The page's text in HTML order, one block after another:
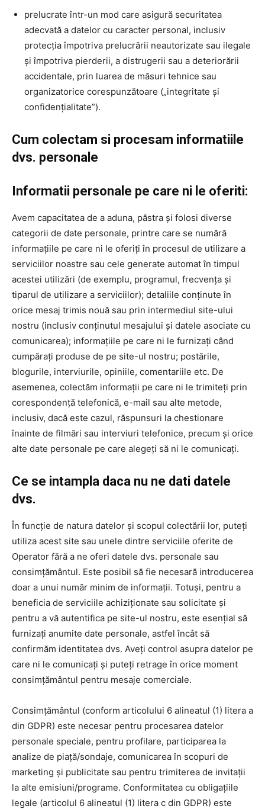
prelucrate într-un mod care asigură securitatea
adecvată a datelor cu caracter personal, inclusiv
protecția împotriva prelucrării neautorizate sau ilegale
și împotriva pierderii, a distrugerii sau a deteriorării
accidentale, prin luarea de măsuri tehnice sau
organizatorice corespunzătoare („integritate și
confidențialitate”).
Cum colectam si procesam informatiile
dvs. personale
Informatii personale pe care ni le oferiti:
Avem capacitatea de a aduna, păstra și folosi diverse
categorii de date personale, printre care se numără
informațiile pe care ni le oferiți în procesul de utilizare a
serviciilor noastre sau cele generate automat în timpul
acestei utilizări (de exemplu, programul, frecvența și
tiparul de utilizare a serviciilor); detaliile conținute în
orice mesaj trimis nouă sau prin intermediul site-ului
nostru (inclusiv conținutul mesajului și datele asociate cu
comunicarea); informațiile pe care ni le furnizați când
cumpărați produse de pe site-ul nostru; postările,
blogurile, interviurile, opiniile, comentariile etc. De
asemenea, colectăm informații pe care ni le trimiteți prin
corespondență telefonică, e-mail sau alte metode,
inclusiv, dacă este cazul, răspunsuri la chestionare
înainte de filmări sau interviuri telefonice, precum și orice
alte date personale pe care alegeți să ni le comunicați.
Ce se intampla daca nu ne dati datele
dvs.
În funcție de natura datelor și scopul colectării lor, puteți
utiliza acest site sau unele dintre serviciile oferite de
Operator fără a ne oferi datele dvs. personale sau
consimțământul. Este posibil să fie necesară introducerea
doar a unui număr minim de informații. Totuși, pentru a
beneficia de serviciile achiziționate sau solicitate și
pentru a vă autentifica pe site-ul nostru, este esențial să
furnizați anumite date personale, astfel încât să
confirmăm identitatea dvs. Aveți control asupra datelor pe
care ni le comunicați și puteți retrage în orice moment
consimțământul pentru mesaje comerciale.
Consimțământul (conform articolului 6 alineatul (1) litera a
din GDPR) este necesar pentru procesarea datelor
personale speciale, pentru profilare, participarea la
analize de piață/sondaje, comunicarea în scopuri de
marketing și publicitate sau pentru trimiterea de invitații
la alte emisiuni/programe. Conformitatea cu obligațiile
legale (articolul 6 alineatul (1) litera c din GDPR) este